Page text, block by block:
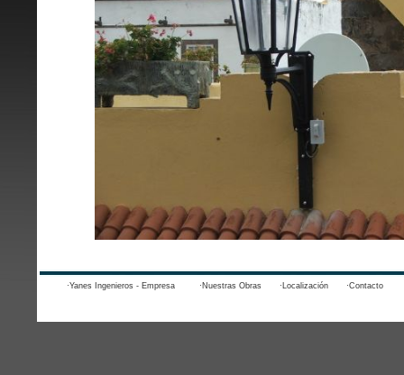
·Yanes Ingenieros - Empresa ·Nuestras Obras ·Localización ·Contacto